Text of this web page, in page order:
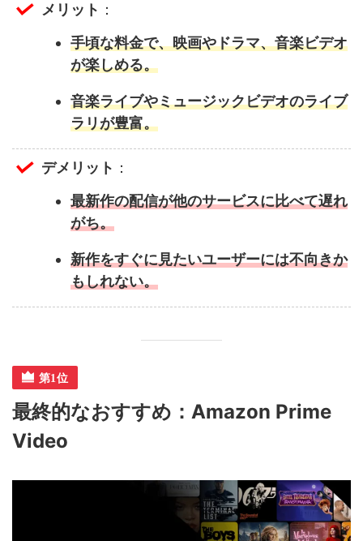
メリット ：
手頃な料金で、映画やドラマ、音楽ビデオ
が楽しめる。
音楽ライブやミュージックビデオのライブ
ラリが豊富。
デメリット ：
最新作の配信が他のサービスに比べて遅れ
がち。
新作をすぐに見たいユーザーには不向きか
もしれない。
最終的なおすすめ：Amazon Prime
Video